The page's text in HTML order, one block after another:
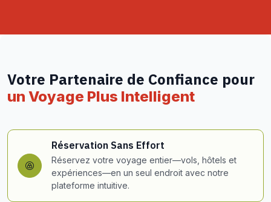
Votre Partenaire de Confiance pour
un Voyage Plus Intelligent
Réservation Sans Effort
Réservez votre voyage entier—vols, hôtels et
expériences—en un seul endroit avec notre
plateforme intuitive.